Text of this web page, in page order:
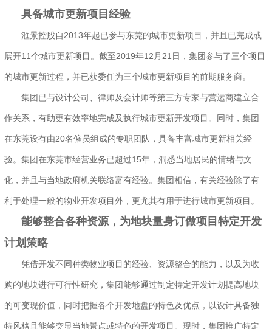
具备城市更新项目经验
滙景控股自2013年起已参与东莞的城市更新项目，并且已完成或
展开11个城市更新项目。截至2019年12月21日，集团参与了三个项目
的城市更新过程，并已获委任为三个城市更新项目的前期服务商。
集团已与设计公司、律师及会计师等第三方专家与营运商建立合
作关系，有助更有效率地完成及执行城市更新开发项目。同时，集团
在东莞设有由20名僱员组成的专职团队，具备丰富城市更新相关经
验。集团在东莞市经营业务已超过15年，洞悉当地居民的情绪与文
化，并且与当地政府机关联络富有经验。集团相信，有关经验除了有
利于处理一般的物业开发项目外，更尤其有用于进行城市更新项目。
能够整合各种资源，为地块量身订做项目特定开发
计划策略
凭借开发不同种类物业项目的经验、资源整合的能力，以及为收
购的地块进行可行性研究，集团能够通过制定特定开发计划提高地块
的可变现价值，同时把握各个开发地盘的特色及优点，以设计具备独
特风格且能够突显当地景点或特色的开发项目。现时，集团推广特定